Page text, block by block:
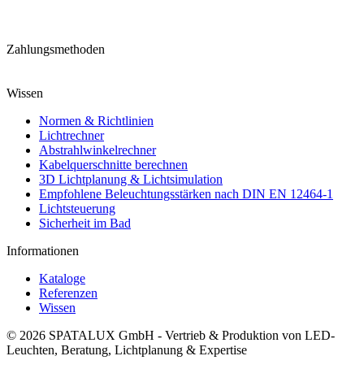
Zahlungsmethoden
Wissen
Normen & Richtlinien
Lichtrechner
Abstrahlwinkelrechner
Kabelquerschnitte berechnen
3D Lichtplanung & Lichtsimulation
Empfohlene Beleuchtungsstärken nach DIN EN 12464-1
Lichtsteuerung
Sicherheit im Bad
Informationen
Kataloge
Referenzen
Wissen
© 2026 SPATALUX GmbH - Vertrieb & Produktion von LED-
Leuchten, Beratung, Lichtplanung & Expertise